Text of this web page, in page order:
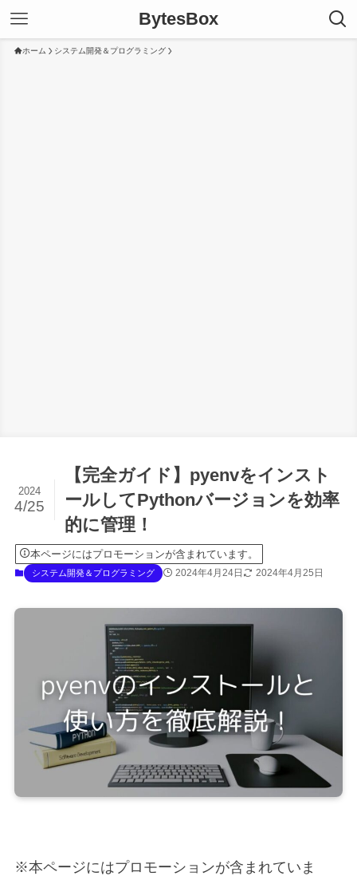
BytesBox
ホーム システム開発＆プログラミング
【完全ガイド】pyenvをインスト
ールしてPythonバージョンを効率
的に管理！
2024
4/25
本ページにはプロモーションが含まれています。
システム開発＆プログラミング 2024年4月24日 2024年4月25日
※本ページにはプロモーションが含まれていま